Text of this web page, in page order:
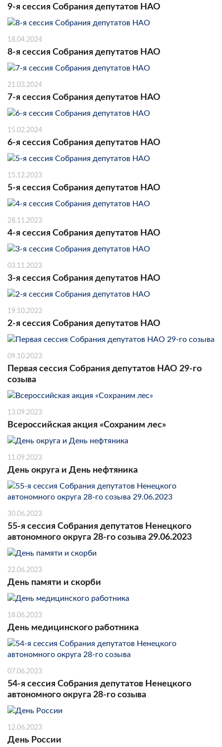
9-я сессия Собрания депутатов НАО
18.04.2024
8-я сессия Собрания депутатов НАО
21.03.2024
7-я сессия Собрания депутатов НАО
15.02.2024
6-я сессия Собрания депутатов НАО
15.12.2023
5-я сессия Собрания депутатов НАО
28.11.2023
4-я сессия Собрания депутатов НАО
03.11.2023
3-я сессия Собрания депутатов НАО
19.10.2023
2-я сессия Собрания депутатов НАО
09.10.2023
Первая сессия Собрания депутатов НАО 29-го
созыва
13.09.2023
Всероссийская акция «Сохраним лес»
11.09.2023
День округа и День нефтяника
30.06.2023
55-я сессия Собрания депутатов Ненецкого
автономного округа 28-го созыва 29.06.2023
22.06.2023
День памяти и скорби
18.06.2023
День медицинского работника
07.06.2023
54-я сессия Собрания депутатов Ненецкого
автономного округа 28-го созыва
12.06.2023
День России